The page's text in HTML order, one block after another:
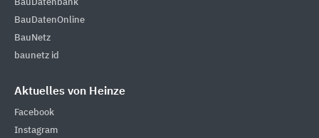
BauDatenbank
BauDatenOnline
BauNetz
baunetz id
Aktuelles von Heinze
Facebook
Instagram